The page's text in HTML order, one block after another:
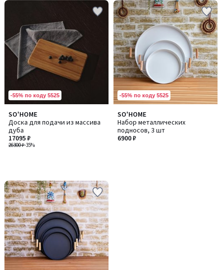
-55% по коду 5525
SO'HOME
Доска для подачи из массива
дуба
26300 ₽-35%
17095 ₽
-55% по коду 5525
SO'HOME
Набор металлических
подносов, 3 шт
6900 ₽